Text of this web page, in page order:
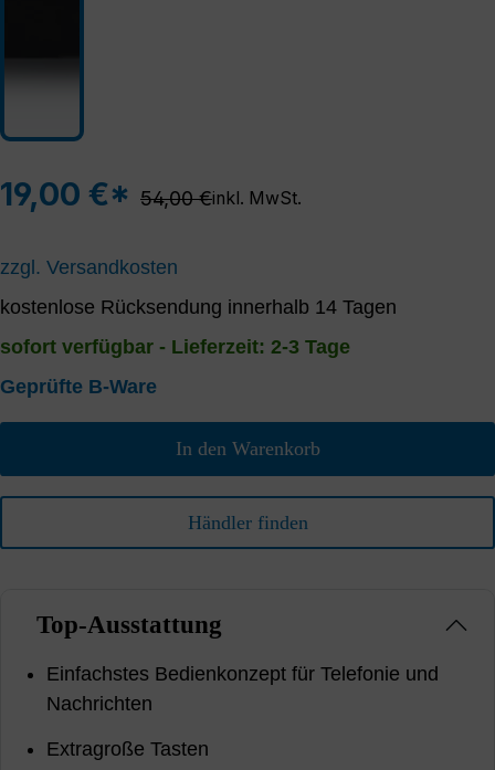
19,00 €* Regulärer Preis:
54,00 €inkl. MwSt.
zzgl. Versandkosten
kostenlose Rücksendung innerhalb 14 Tagen
sofort verfügbar - Lieferzeit: 2-3 Tage
Geprüfte B-Ware
In den Warenkorb
Händler finden
Top-Ausstattung
Einfachstes Bedienkonzept für Telefonie und
Nachrichten
Extragroße Tasten